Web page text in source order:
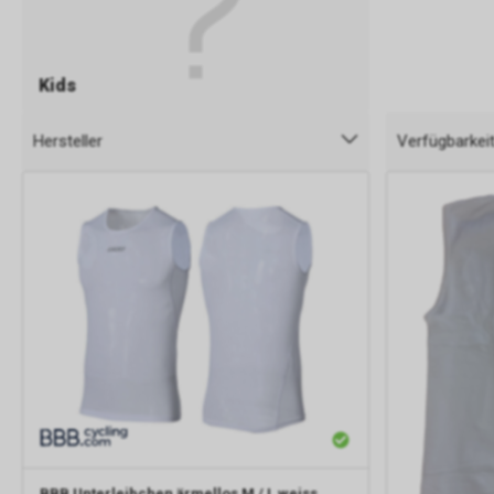
Kids
Hersteller Verfügbarkeit